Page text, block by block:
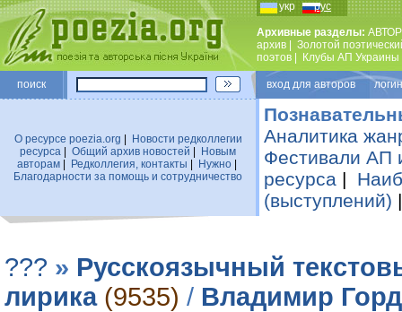
укр рус
Архивные разделы:
архив
Золотой
поэтов
Клубы АП Украины
поиск вход для авторов
О ресурсе poezia.org
Новости редколлегии
ресурса
Общий архив новостей
Новым
авторам| Редколлегия, контакты Нужно|
Благодарности за помощь и сотрудничество
Аналитика
Фестивали АП
ресурса |
(выступлений)
??? » Русскоязычный
лирика (9535) / Владимир